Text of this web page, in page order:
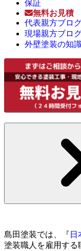
保証
無料お見積
代表親方ブロ
現場親方ブロ
外壁塗装の知
島田塗装では、『 日
塗装職人を雇用する